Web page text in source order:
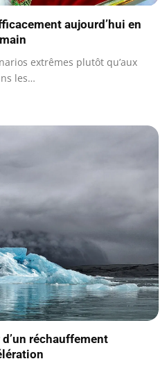
aujourd’hui en
extrêmes plutôt qu’aux
les…
réchauffement